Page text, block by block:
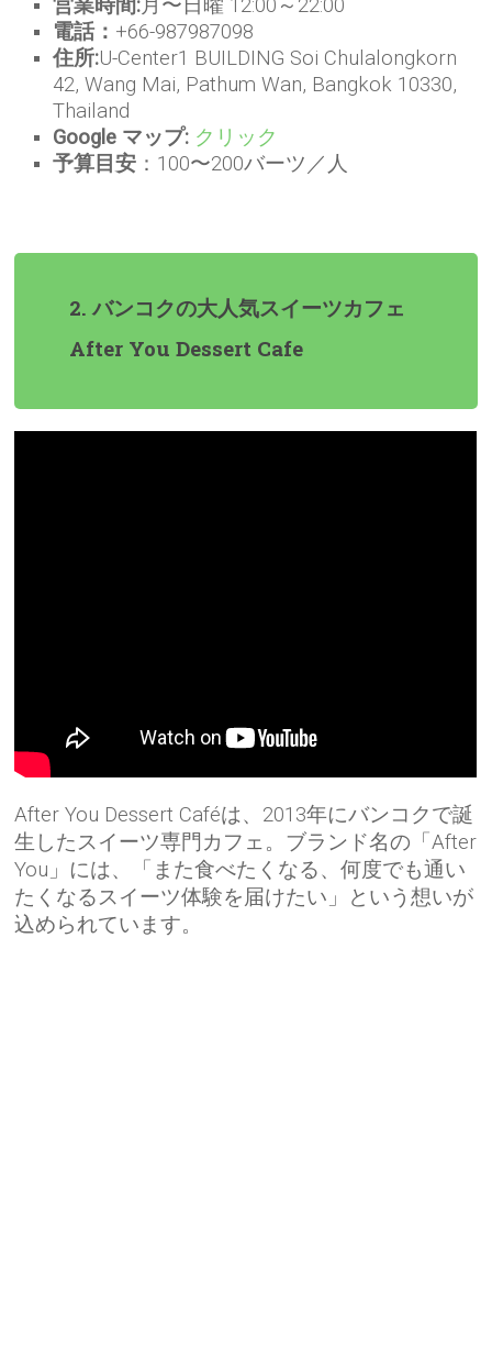
営業時間:月〜日曜 12:00～22:00
電話： +66-987987098
住所:U-Center1 BUILDING Soi Chulalongkorn
42, Wang Mai, Pathum Wan, Bangkok 10330,
Thailand
Google マップ: クリック
予算目安 ：100〜200バーツ／人
2. バンコクの大人気スイーツカフェ
After You Dessert Cafe
After You Dessert Caféは、2013年にバンコクで誕
生したスイーツ専門カフェ。ブランド名の「After
You」には、「また食べたくなる、何度でも通い
たくなるスイーツ体験を届けたい」という想いが
込められています。